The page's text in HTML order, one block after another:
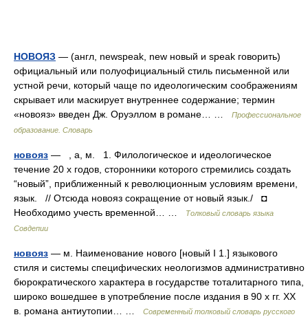
НОВОЯЗ — (англ, newspeak, new новый и speak говорить)
официальный или полуофициальный стиль письменной или
устной речи, который чаще по идеологическим соображениям
скрывает или маскирует внутреннее содержание; термин
«новояз» введен Дж. Оруэллом в романе… …
Профессиональное
образование. Словарь
новояз — , а, м. 1. Филологическое и идеологическое
течение 20 х годов, сторонники которого стремились создать
“новый”, приближенный к революционным условиям времени,
язык. // Отсюда новояз сокращение от новый язык./ ◘
Необходимо учесть временной… …
Толковый словарь языка
Совдепии
новояз — м. Наименование нового [новый I 1.] языкового
стиля и системы специфических неологизмов административно
бюрократического характера в государстве тоталитарного типа,
широко вошедшее в употребление после издания в 90 х гг. XX
в. романа антиутопии… …
Современный толковый словарь русского